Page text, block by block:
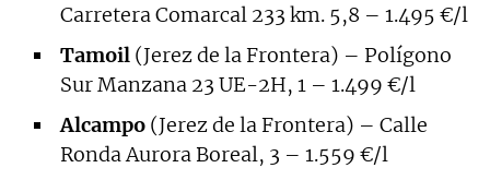
Carretera Comarcal 233 km. 5,8 – 1.495 €/l
Tamoil (Jerez de la Frontera) – Polígono
Sur Manzana 23 UE-2H, 1 – 1.499 €/l
Alcampo (Jerez de la Frontera) – Calle
Ronda Aurora Boreal, 3 – 1.559 €/l